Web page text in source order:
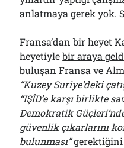
anlatmaya gerek yok.
Fransa’dan bir heyet
heyetiylebir araya
buluşan Fransa ve
“Kuzey Suriye’deki
“IŞİD’e karşı birlikte
Demokratik
güvenlik çıkarlarını
bulunması”